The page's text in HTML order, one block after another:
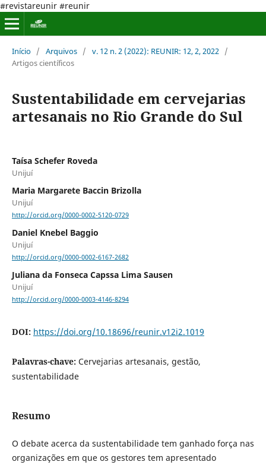
#revistareunir #reunir
Início / Arquivos / v. 12 n. 2 (2022): REUNIR: 12, 2, 2022 /
Artigos científicos
Sustentabilidade em cervejarias
artesanais no Rio Grande do Sul
Taísa Schefer Roveda
Unijuí
Maria Margarete Baccin Brizolla
Unijuí
http://orcid.org/0000-0002-5120-0729
Daniel Knebel Baggio
Unijuí
http://orcid.org/0000-0002-6167-2682
Juliana da Fonseca Capssa Lima Sausen
Unijuí
http://orcid.org/0000-0003-4146-8294
DOI: https://doi.org/10.18696/reunir.v12i2.1019
Palavras-chave: Cervejarias artesanais, gestão,
sustentabilidade
Resumo
O debate acerca da sustentabilidade tem ganhado força nas
organizações em que os gestores tem apresentado